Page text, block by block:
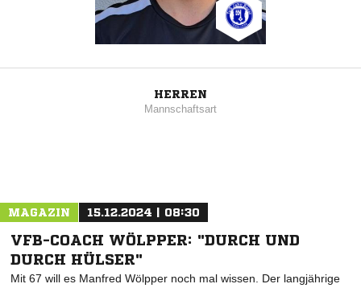
HERREN
Mannschaftsart
MAGAZIN 15.12.2024 | 08:30
VFB-COACH WÖLPPER: "DURCH UND
DURCH HÜLSER"
Mit 67 will es Manfred Wölpper noch mal wissen. Der langjährige